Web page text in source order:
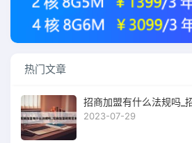
热门文章
招商加盟有什么法规吗_
2023-07-29